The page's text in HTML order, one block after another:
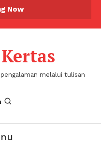
Now
melalui tulisan